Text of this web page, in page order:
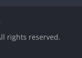
rights reserved.